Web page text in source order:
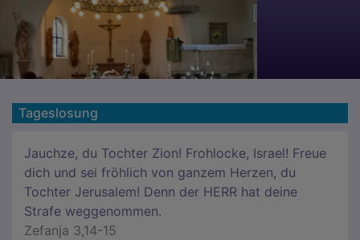
Tageslosung
Jauchze, du Tochter Zion! Frohlocke, Israel! Freue
dich und sei fröhlich von ganzem Herzen, du
Tochter Jerusalem! Denn der HERR hat deine
Strafe weggenommen.
Zefanja 3,14-15